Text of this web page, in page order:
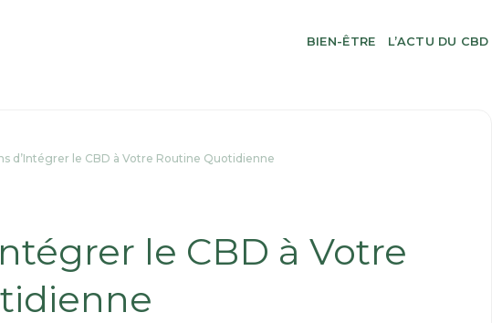
BIEN-ÊTRE L’ACTU DU CBD
d’Intégrer le CBD à Votre Routine Quotidienne
le CBD à Votre